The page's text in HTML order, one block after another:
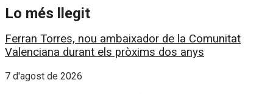
Lo més llegit
Ferran Torres, nou ambaixador de la Comunitat
Valenciana durant els pròxims dos anys
7 d'agost de 2026